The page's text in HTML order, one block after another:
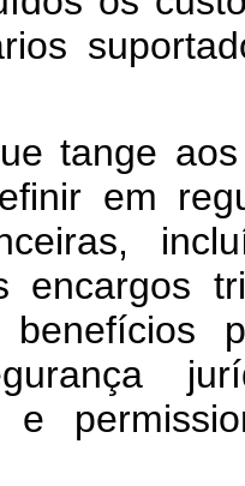
tange
em
encargos
benefícios
e